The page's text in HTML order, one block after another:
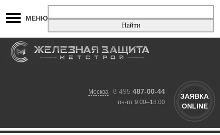
МЕНЮ
Москва 8 495 487-00-44
пн-пт 9:00–18:00
ЗАЯВКА
ONLINE